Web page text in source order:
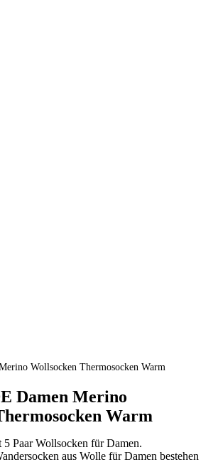
Wollsocken Thermosocken Warm
Damen Merino
Warm
Paar Wollsocken für Damen.
aus Wolle für Damen bestehen